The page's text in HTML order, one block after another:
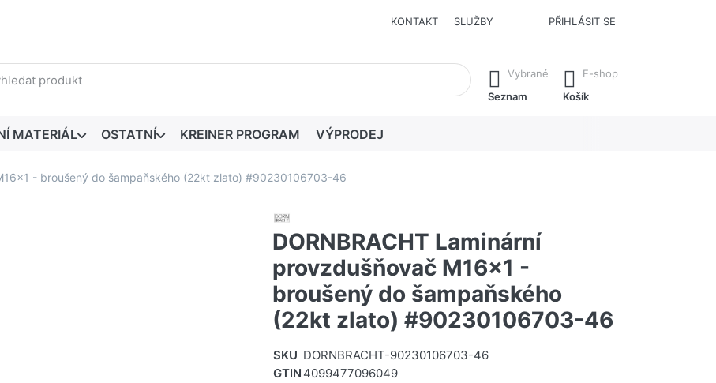
KONTAKT SLUŽBY PŘIHLÁSIT SE
výraz. První výsledky se zobrazí automaticky při zadávání. Stisknutím klávesy Enter vyvoláte všechny výsledky.
Vybrané
Seznam
E-shop
Košík
MATERIÁL OSTATNÍ KREINER PROGRAM VÝPRODEJ
- broušený do šampaňského (22kt zlato) #90230106703-46
DORNBRACHT Laminární
provzdušňovač M16x1 -
broušený do šampaňského
(22kt zlato) #90230106703-46
SKU DORNBRACHT-90230106703-46
GTIN 4099477096049